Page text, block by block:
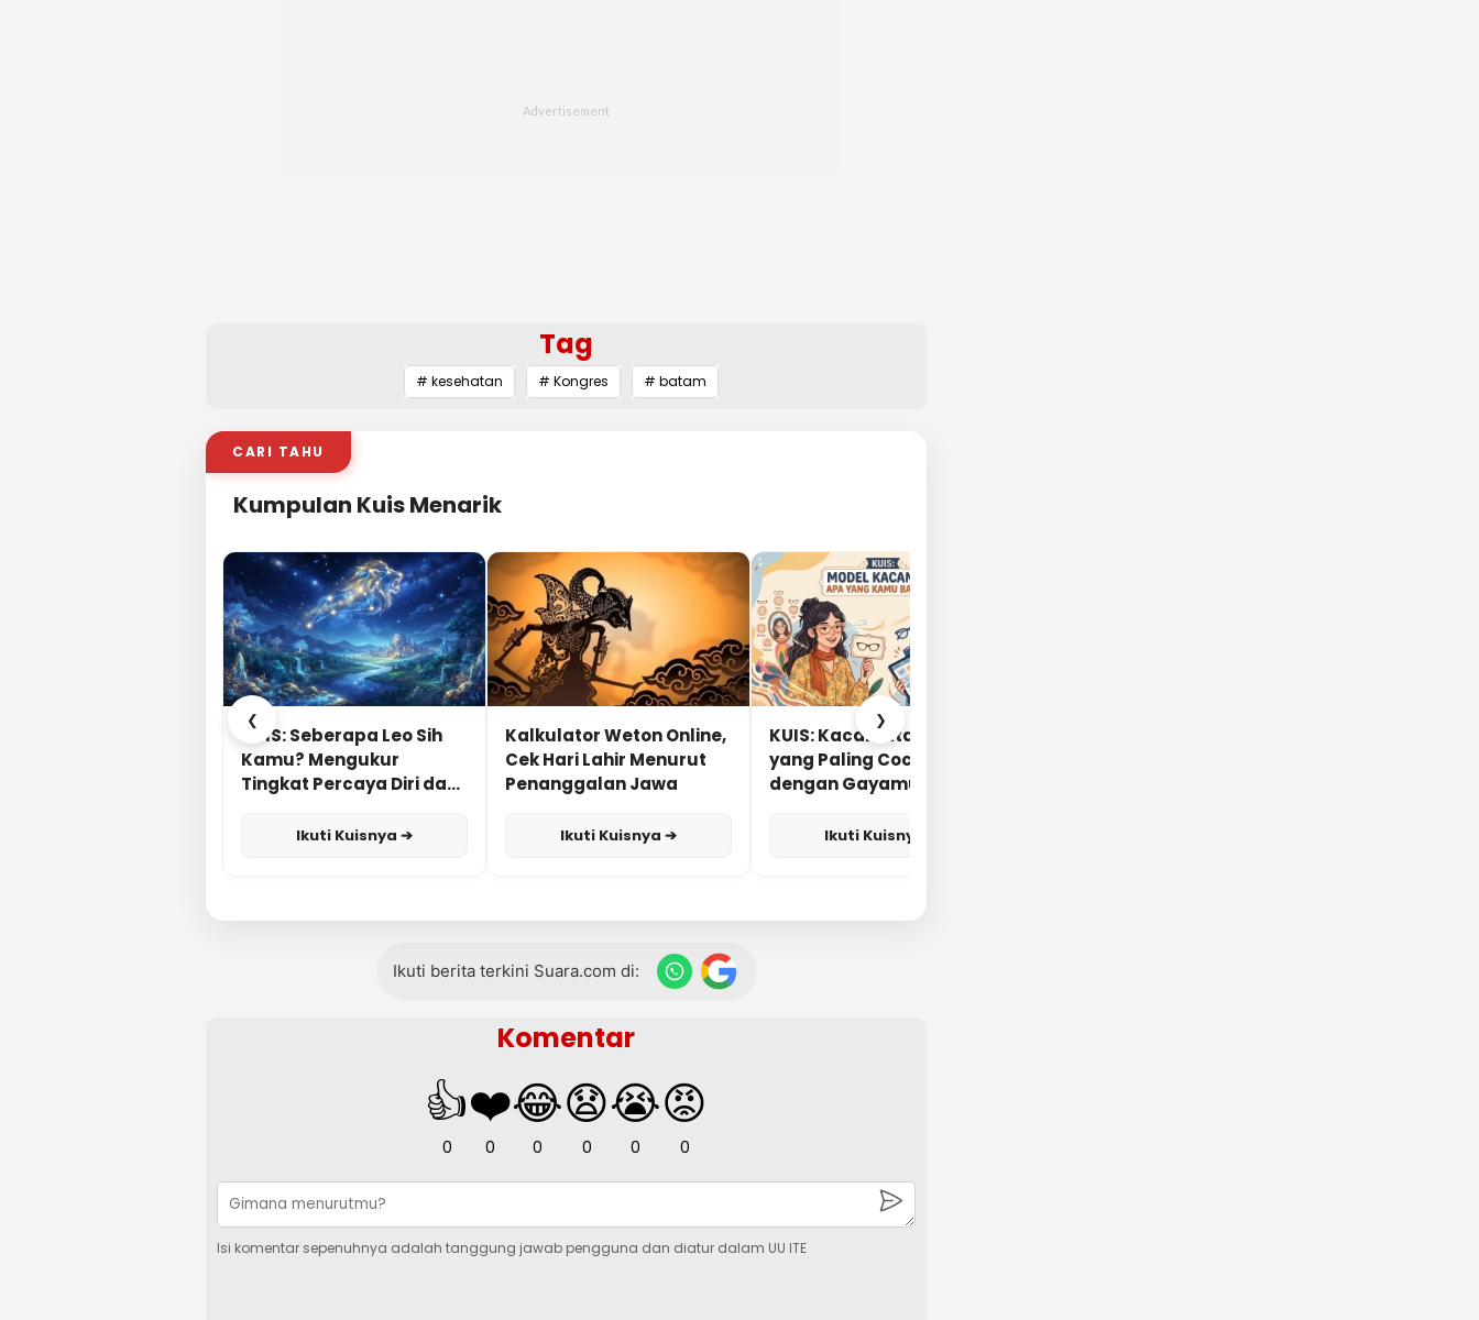
Tag
# kesehatan # Kongres # batam
CARI TAHU
Kumpulan Kuis Menarik
❮
KUIS: Seberapa Leo Sih
Kamu? Mengukur
Tingkat Percaya Diri dan
Ikuti Kuisnya ➔
Kalkulator Weton Online,
Cek Hari Lahir Menurut
Penanggalan Jawa
Ikuti Kuisnya ➔
KUIS: Kacamata Apa
yang Paling Cocok
dengan Gayamu?
Ikuti Kuisnya ➔
❯
Ikuti berita terkini Suara.com di:
Komentar
👍
0
❤️
0
😂
0
😧
0
😭
0
😡
0
Isi komentar sepenuhnya adalah tanggung jawab pengguna dan diatur dalam UU ITE